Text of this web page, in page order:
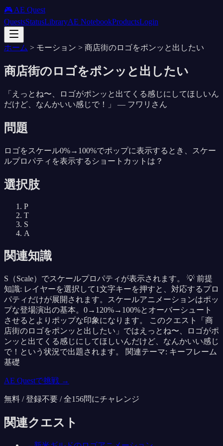
🎮 AE Quest
QuestsStatusLibraryAE NotebookProductsLogin
ホーム > モーション > 商店街のロゴをポンッと出したい
商店街のロゴをポンッと出したい
「 えっとね〜、ロゴがポンッと出てくる感じにしてほしいん
だけど、なんかいい感じで！
」 — フワリさん
問題
ロゴをスケール0%→100%でポップに表示するとき、スケー
ルプロパティを表示するショートカットは？
選択肢
P
T
S
A
関連知識
S（Scale）でスケールプロパティが表示されます。 💡 前提
知識: レイヤーを選択して1文字キーを押すと、対応するプロ
パティだけが展開されます。スケールアニメーションはポッ
プな登場演出の基本。0→120%→100%とオーバーシュート
させるとよりポップな印象になります。 このクエスト「商
店街のロゴをポンッと出したい」ではえっとね〜、ロゴがポ
ンッと出てくる感じにしてほしいんだけど、なんかいい感じ
で！という状況で出題されます。 関連テーマ: キーフレーム
基礎
AE Questで挑戦 →
無料 / 登録不要 / 全156問にチャレンジ
関連クエスト